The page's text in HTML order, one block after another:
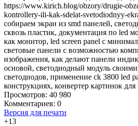
https://www.kirich.blog/obzory/drugie-
kontrollery-ili-kak-sdelat-svetodiodnyy-
собираем экран из smd панелей,
сквозь пластик, документация по led
как монитор, led screen panel с
световые панели с возможностью
изображения, как делают панели
основой, светодиодный модуль
светодиодов, применение ck 3800 led
конструкциях, конвертер картинок
Просмотров: 40 980
Комментариев: 0
Версия для печати
+13